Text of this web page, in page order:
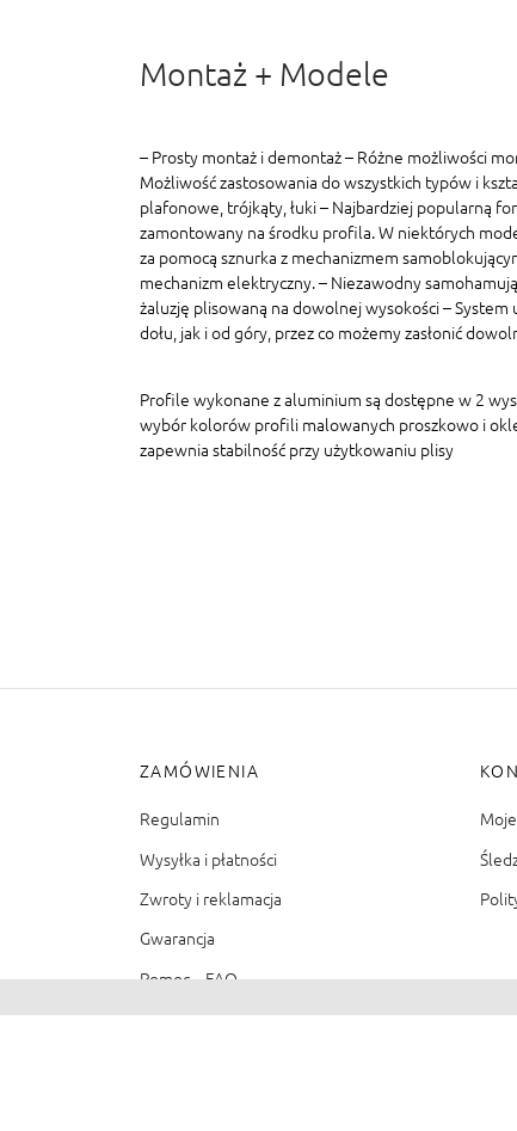
Montaż + Modele
– Prosty montaż i demontaż – Różne możliwości
Możliwość zastosowania do wszystkich typów i
plafonowe, trójkąty, łuki – Najbardziej popularną
zamontowany na środku profila. W niektórych
za pomocą sznurka z mechanizmem
mechanizm elektryczny. – Niezawodny
żaluzję plisowaną na dowolnej wysokości –
dołu, jak i od góry, przez co możemy zasłonić
Profile wykonane z aluminium są dostępne w 2
wybór kolorów profili malowanych proszkowo i
zapewnia stabilność przy użytkowaniu plisy
ZAMÓWIENIA
Regulamin
Wysyłka i płatności
Zwroty i reklamacja
Gwarancja
Pomoc – FAQ